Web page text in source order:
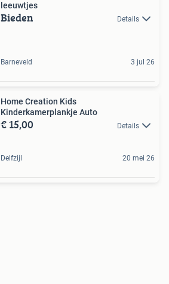
leeuwtjes
Bieden Details
Barneveld 3 jul 26
Home Creation Kids
Kinderkamerplankje Auto
€ 15,00 Details
Delfzijl 20 mei 26